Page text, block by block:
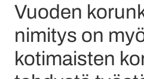
Vuoden
nimitys on
kotimaisten